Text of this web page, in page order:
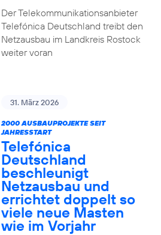
Der Telekommunikationsanbieter
Telefónica Deutschland treibt den
Netzausbau im Landkreis Rostock
weiter voran
31. März 2026
2000 AUSBAUPROJEKTE SEIT
JAHRESSTART
Telefónica
Deutschland
beschleunigt
Netzausbau und
errichtet doppelt so
viele neue Masten
wie im Vorjahr